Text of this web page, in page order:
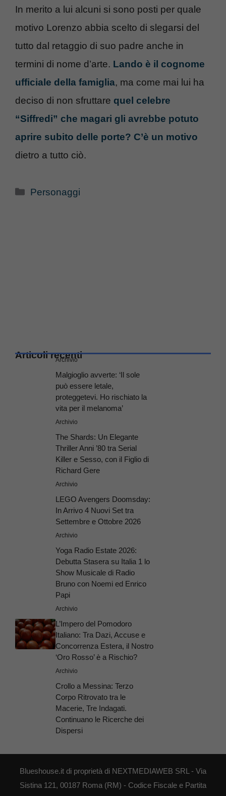
In merito a lui alcuni si sono posti per quale
motivo Lorenzo abbia scelto di slegarsi del
tutto dal retaggio di suo padre anche in
termini di nome d’arte. Lando è il cognome
ufficiale della famiglia, ma come mai lui ha
deciso di non sfruttare quel celebre
“Siffredi” che magari gli avrebbe potuto
aprire subito delle porte? C’è un motivo
dietro a tutto ciò.
Categorie
Personaggi
Articoli recenti
Archivio
Malgioglio avverte: ‘Il sole
può essere letale,
proteggetevi. Ho rischiato la
vita per il melanoma’
Archivio
The Shards: Un Elegante
Thriller Anni ’80 tra Serial
Killer e Sesso, con il Figlio di
Richard Gere
Archivio
LEGO Avengers Doomsday:
In Arrivo 4 Nuovi Set tra
Settembre e Ottobre 2026
Archivio
Yoga Radio Estate 2026:
Debutta Stasera su Italia 1 lo
Show Musicale di Radio
Bruno con Noemi ed Enrico
Papi
Archivio
L’Impero del Pomodoro
Italiano: Tra Dazi, Accuse e
Concorrenza Estera, il Nostro
‘Oro Rosso’ è a Rischio?
Archivio
Crollo a Messina: Terzo
Corpo Ritrovato tra le
Macerie, Tre Indagati.
Continuano le Ricerche dei
Dispersi
Blueshouse.it di proprietà di NEXTMEDIAWEB SRL - Via
Sistina 121, 00187 Roma (RM) - Codice Fiscale e Partita